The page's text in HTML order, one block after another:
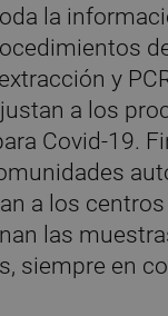
la
y
a los
Covid-19.
a los
las
siempre en